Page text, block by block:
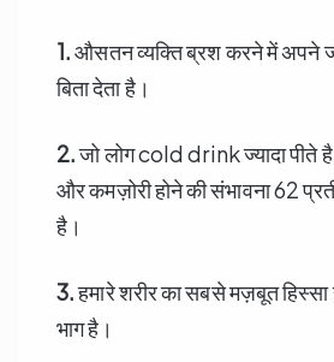
1.औसतन व्यक्ति ब्रश करने में अपने
बिता देता है।
2.जो लोग cold drink ज्यादा पीते
और कमज़ोरी होने की संभावना 62
है।
3.हमारे शरीर का सबसे मज़बूत हिस्सा
भाग है।